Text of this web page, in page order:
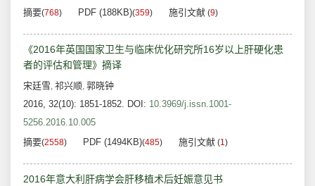
摘要(768) PDF (188KB)(359) 施引文献 (9)
《2016年英国国家卫生与临床优化研究所16岁以上肝硬化患
者的评估和管理》摘译
宋廷雪, 祁兴顺, 郭晓钟
2016, 32(10): 1851-1852. DOI: 10.3969/j.issn.1001-
5256.2016.10.005
摘要(2558) PDF (1494KB)(485) 施引文献 (1)
2016年意大利肝病学会肝移植术后妊娠意见书